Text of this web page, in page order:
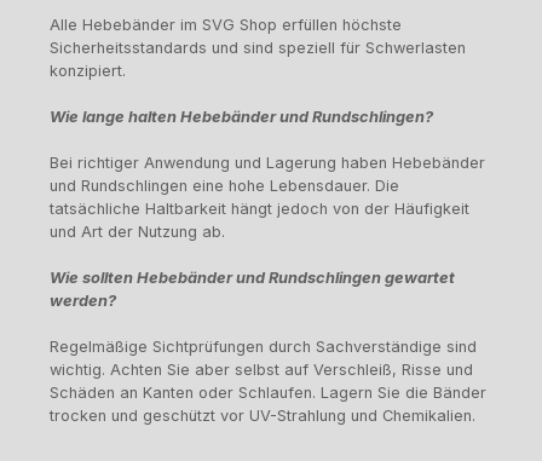
Alle Hebebänder im SVG Shop erfüllen höchste
Sicherheitsstandards und sind speziell für Schwerlasten
konzipiert.
Wie lange halten Hebebänder und Rundschlingen?
Bei richtiger Anwendung und Lagerung haben Hebebänder
und Rundschlingen eine hohe Lebensdauer. Die
tatsächliche Haltbarkeit hängt jedoch von der Häufigkeit
und Art der Nutzung ab.
Wie sollten Hebebänder und Rundschlingen gewartet
werden?
Regelmäßige Sichtprüfungen durch Sachverständige sind
wichtig. Achten Sie aber selbst auf Verschleiß, Risse und
Schäden an Kanten oder Schlaufen. Lagern Sie die Bänder
trocken und geschützt vor UV-Strahlung und Chemikalien.